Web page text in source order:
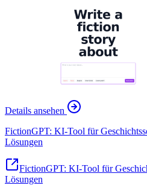
Details ansehen
FictionGPT: KI-Tool für
Lösungen
FictionGPT: KI-Tool für
Lösungen